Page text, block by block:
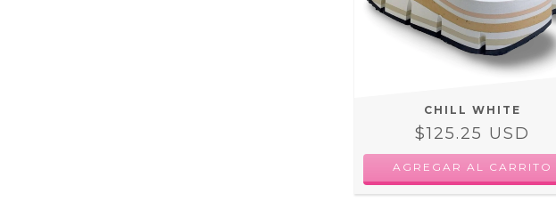
CHILL WHITE
$125.25 USD
AGREGAR AL CARRITO